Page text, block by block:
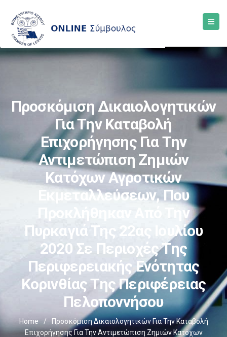
Προσκόμιση Δικαιολογητικών
Για Την Καταβολή
Επιχορήγησης Για Την
Αντιμετώπιση Ζημιών
Κατόχων Αγροτικών
Εκμεταλλεύσεων, Που
Προκλήθηκαν Από Την
Πυρκαγιά Της 22ας Ιουλίου
2020 Σε Περιοχές Της
Περιφερειακής Ενότητας
Κορινθίας Της Περιφέρειας
Πελοποννήσου
Home /
Προσκόμιση Δικαιολογητικών Για Την Καταβολή
Επιχορήγησης Για Την Αντιμετώπιση Ζημιών Κατόχων